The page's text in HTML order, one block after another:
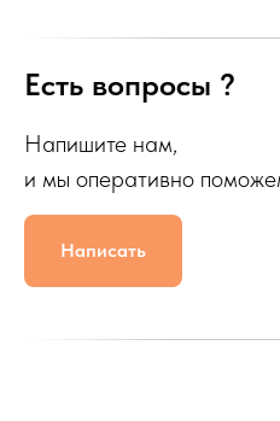
Есть вопросы ?
Напишите нам,
и мы оперативно
Написать